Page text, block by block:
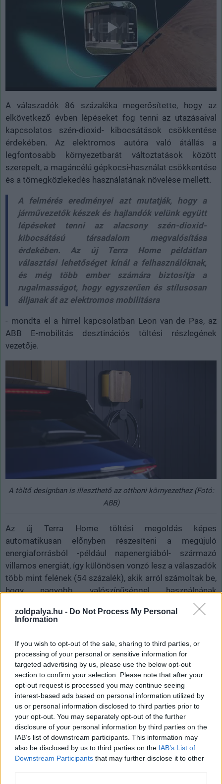
zoldpalya.hu - Do Not Process My Personal
Information
If you wish to opt-out of the sale, sharing to third parties, or
processing of your personal or sensitive information for
targeted advertising by us, please use the below opt-out
section to confirm your selection. Please note that after your
opt-out request is processed you may continue seeing
interest-based ads based on personal information utilized by
us or personal information disclosed to third parties prior to
your opt-out. You may separately opt-out of the further
disclosure of your personal information by third parties on the
IAB’s list of downstream participants. This information may
also be disclosed by us to third parties on the IAB’s List of
Downstream Participants that may further disclose it to other
A válaszadók 86 százaléka megerősítette, hogy az
elkövetkező évben lépéseket fog tenni az utazásaival
kapcsolatos szén-dioxid- kibocsátások csökkentése
érdekében. Az elektromos autóra való átállás a
legfontosabb környezetbarát változtatások között
szerepelt, a magáncélú gépkocsi-használat csökkentése
és a tömegközlekedés használatának növelése mellett.
A felmérés eredményei azt mutatják, hogy a
járművezetők készek és hajlandók velünk együtt
lépéseket tenni az alacsony szén-dioxid-
kibocsátású társadalom megvalósítása
érdekében. Az új Terra Home példátlan
választási lehetőséget kínál a felhasználóknak,
és még több ember számára biztosítja a
rugalmasságot, hogy egyszerűen és stílusosan
álljanak át az elektromos mobilitásra
- mondta el a hírrel kapcsolatban Leon van de Pas, az
ABB E-mobilitás desztinációs töltési részlegének
vezetője.
A töltő designban is illeszthető az otthoni környezethez (Fotó:
ABB)
Az új Terra Home töltési megoldás képes
automatikusan előnyben részesíteni a megújuló
energiaforrásból -például napenergiából- származó
villamos energiát, így különösen vonzó lesz a válaszadók
több mint felének (54 százalék), akik arról számoltak be,
hogy nagyobb valószínűséggel használnának
elektromos autót, ha garantálható, hogy az azt tápláló
villamos energia megújuló forrásból származik.
a személyre szabható burkolatoknak köszönhetően az
otthonok és életstílusok széles skálájába tud
harmonikusan illeszkedni. Emellett az olyan intelligens
funkciók, mint aPlug 'N' Charge, azonnali és
automatikus azonosítást tesznek lehetővé az autó és a
töltő között, így a töltés engedélyezése teljesen
zökkenőmentessé válik. Ezenkívül interaktív világítási
funkciók jelzik a töltési folyamat státuszát, míg a töltés
állapotáról szóló értesítések könnyen elérhetők az ABB
E-mobility töltő applikáción, ami a töltés
engedélyezésére is használható, biztosítva, hogy csak a